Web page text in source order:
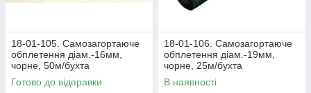
18-01-105. Самозагортаюче
обплетення діам.-16мм,
чорне, 50м/бухта
Готово до відправки
18-01-106. Самозагортаюче
обплетення діам.-19мм,
чорне, 25м/бухта
В наявності